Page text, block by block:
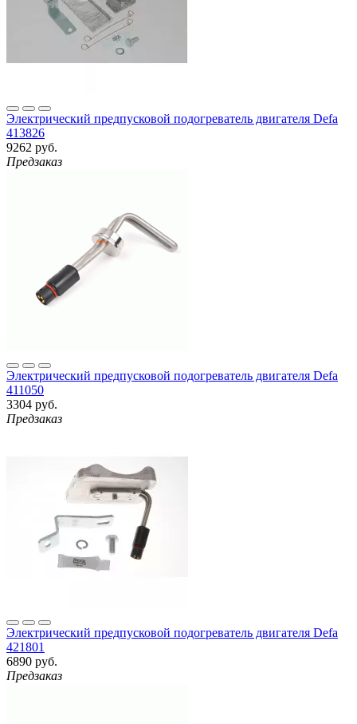
Электрический предпусковой подогреватель двигателя Defa
413826
9262 руб.
Предзаказ
Электрический предпусковой подогреватель двигателя Defa
411050
3304 руб.
Предзаказ
Электрический предпусковой подогреватель двигателя Defa
421801
6890 руб.
Предзаказ